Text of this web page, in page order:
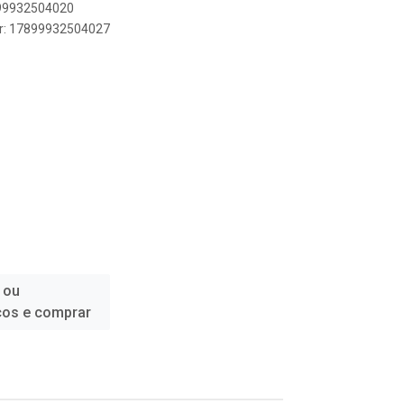
17899932504027
e comprar